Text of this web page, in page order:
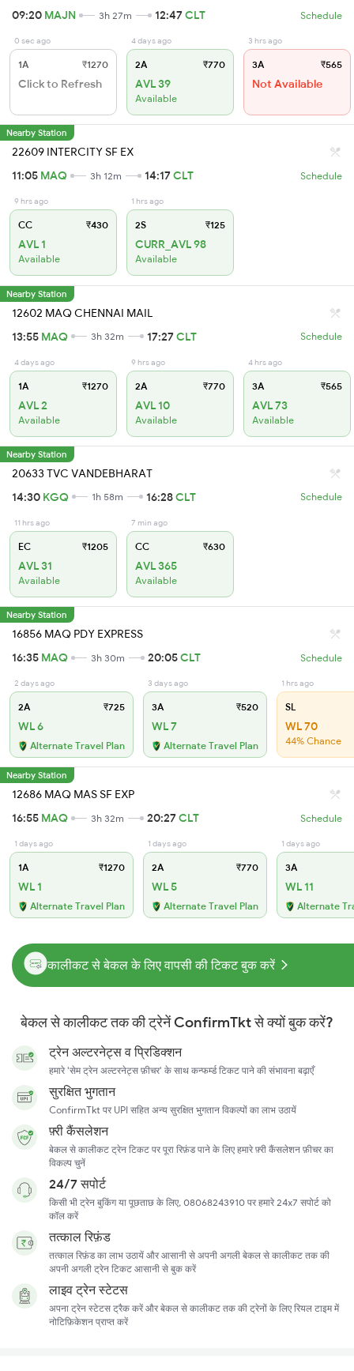
09:20 MAJN 3h 27m 12:47CLT Schedule
0 sec ago
1A ₹1270
Click to Refresh
4 days ago
2A ₹770
AVL 39
Available
3 hrs ago
3A ₹565
Not Available
Nearby Station
22609 INTERCITY SF EX
11:05 MAQ 3h 12m 14:17CLT Schedule
9 hrs ago
CC ₹430
AVL 1
Available
1 hrs ago
2S ₹125
CURR_AVL 98
Available
Nearby Station
12602 MAQ CHENNAI MAIL
13:55 MAQ 3h 32m 17:27CLT Schedule
4 days ago
1A ₹1270
AVL 2
Available
9 hrs ago
2A ₹770
AVL 10
Available
4 hrs ago
3A ₹565
AVL 73
Available
Nearby Station
20633 TVC VANDEBHARAT
14:30 KGQ 1h 58m 16:28CLT Schedule
11 hrs ago
EC ₹1205
AVL 31
Available
7 min ago
CC ₹630
AVL 365
Available
Nearby Station
16856 MAQ PDY EXPRESS
16:35 MAQ 3h 30m 20:05CLT Schedule
2 days ago
2A ₹725
WL 6
Alternate Travel Plan
3 days ago
3A ₹520
WL 7
Alternate Travel Plan
1 hrs ago
SL
WL 70
44% Chance
Nearby Station
12686 MAQ MAS SF EXP
16:55 MAQ 3h 32m 20:27CLT Schedule
1 days ago
1A ₹1270
WL 1
Alternate Travel Plan
1 days ago
2A ₹770
WL 5
Alternate Travel Plan
1 days ago
3A
WL 11
Alternate
कालीकट से बेकल के लिए वापसी की टिकट बुक करें
बेकल से कालीकट तक की ट्रेनें ConfirmTkt से क्यों बुक करें?
ट्रेन अल्टरनेट्स व प्रिडिक्शन
हमारे 'सेम ट्रेन अल्टरनेट्स फ़ीचर' के साथ कन्फर्म्ड टिकट पाने की संभावना बढ़ाएँ
सुरक्षित भुगतान
ConfirmTkt पर UPI सहित अन्य सुरक्षित भुगतान विकल्पों का लाभ उठायें
फ़्री कैंसलेशन
बेकल से कालीकट ट्रेन टिकट पर पूरा रिफ़ंड पाने के लिए हमारे फ़्री कैंसलेशन फ़ीचर का
विकल्प चुनें
24/7 सपोर्ट
किसी भी ट्रेन बुकिंग या पूछताछ के लिए, 08068243910 पर हमारे 24x7 सपोर्ट को
कॉल करें
तत्काल रिफ़ंड
तत्काल रिफ़ंड का लाभ उठायें और आसानी से अपनी अगली बेकल से कालीकट तक की
अपनी अगली ट्रेन टिकट आसानी से बुक करें
लाइव ट्रेन स्टेटस
अपना ट्रेन स्टेटस ट्रैक करें और बेकल से कालीकट तक की ट्रेनों के लिए रियल टाइम में
नोटिफ़िकेशन प्राप्त करें